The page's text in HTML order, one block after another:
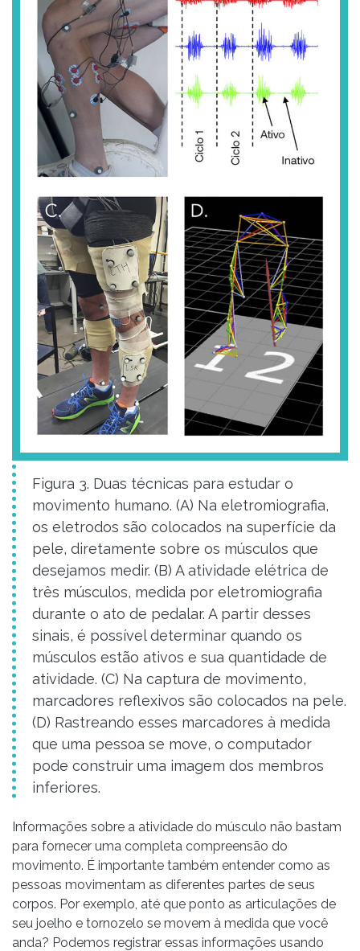
Figura 3. Duas técnicas para estudar o
movimento humano. (A) Na eletromiografia,
os eletrodos são colocados na superfície da
pele, diretamente sobre os músculos que
desejamos medir. (B) A atividade elétrica de
três músculos, medida por eletromiografia
durante o ato de pedalar. A partir desses
sinais, é possível determinar quando os
músculos estão ativos e sua quantidade de
atividade. (C) Na captura de movimento,
marcadores reflexivos são colocados na pele.
(D) Rastreando esses marcadores à medida
que uma pessoa se move, o computador
pode construir uma imagem dos membros
inferiores.
Informações sobre a atividade do músculo não bastam
para fornecer uma completa compreensão do
movimento. É importante também entender como as
pessoas movimentam as diferentes partes de seus
corpos. Por exemplo, até que ponto as articulações de
seu joelho e tornozelo se movem à medida que você
anda? Podemos registrar essas informações usando